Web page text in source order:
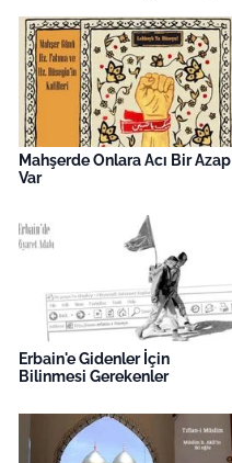
Mahşerde Onlara Acı Bir Azap
Var
Erbain'e Gidenler İçin
Bilinmesi Gerekenler